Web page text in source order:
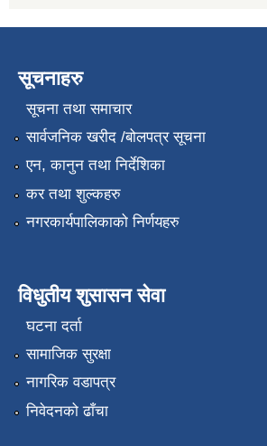
सूचनाहरु
सूचना तथा समाचार
सार्वजनिक खरीद /बोलपत्र सूचना
एन, कानुन तथा निर्देशिका
कर तथा शुल्कहरु
नगरकार्यपालिकाको निर्णयहरु
विधुतीय शुसासन सेवा
घटना दर्ता
सामाजिक सुरक्षा
नागरिक वडापत्र
निवेदनको ढाँचा